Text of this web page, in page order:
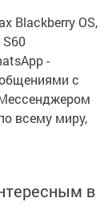
Blackberry OS,
-
с
всему миру,
в